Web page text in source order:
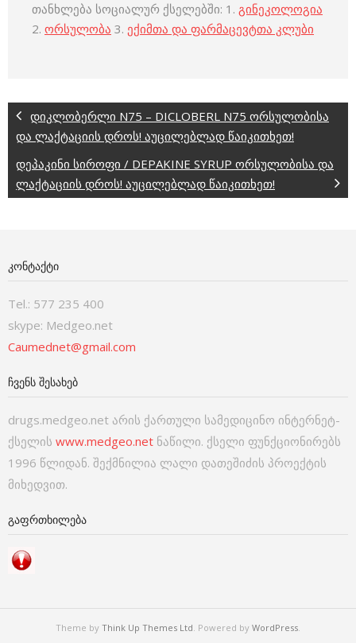
თანხლება სოციალურ ქსელებში: 1. გინეკოლოგია
2. ორსულობა 3. ექიმთა და ფარმაცევტთა კლუბი
დიკლობერლი N75 – DICLOBERL N75 ორსულობისა
და ლაქტაციის დროს! აუცილებლად წაიკითხეთ!
დეპაკინი სიროფი / DEPAKINE SYRUP ორსულობისა და
ლაქტაციის დროს! აუცილებლად წაიკითხეთ!
ᲙᲝᲜᲢᲐᲥᲢᲘ
Tel.: 577 235 400
skype: Medgeo.net
Caumednet@gmail.com
ᲩᲕᲔᲜᲡ ᲨᲔᲡᲐᲮᲔᲑ
drugs.medgeo.net არის ქართული სამედიცინო ინტერნეტ-
ქსელის www.medgeo.net ნაწილი. ქსელი ფუნქციონირებს
1996 წლიდან. შექმნილია ლალი დათეშიძის პროექტის
მიხედვით.
ᲒᲐᲤᲠᲗᲮᲘᲚᲔᲑᲐ
Theme by Think Up Themes Ltd. Powered by WordPress.